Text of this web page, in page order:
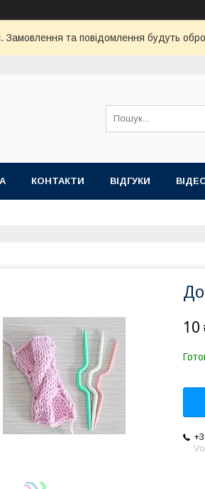
Замовлення та повідомлення будуть
КОНТАКТИ ВІДГУКИ
10